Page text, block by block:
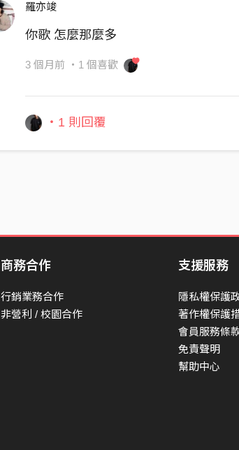
羅亦竣
你歌 怎麼那麼多
3 個月前 ・1 個喜歡
・1 則回覆
商務合作
行銷業務合作
非營利 / 校園合作
支援服務
隱私權保護
著作權保護
會員服務條
免責聲明
幫助中心